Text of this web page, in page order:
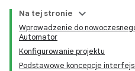
Na tej stronie
Wprowadzenie do
Automator
Konfigurowanie projektu
Podstawowe koncepcje